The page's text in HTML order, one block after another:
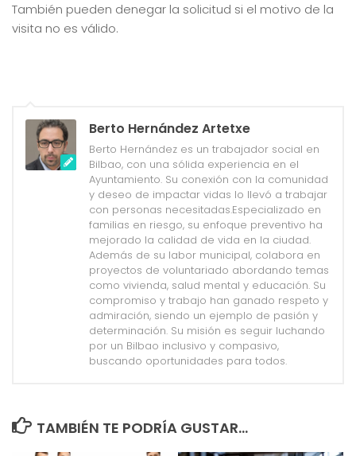
También pueden denegar la solicitud si el motivo de la
visita no es válido.
Berto Hernández Artetxe
Berto Hernández es un trabajador social en
Bilbao, con una sólida experiencia en el
Ayuntamiento. Su conexión con la comunidad
y deseo de impactar vidas lo llevó a trabajar
con personas necesitadas.Especializado en
familias en riesgo, su enfoque preventivo ha
mejorado la calidad de vida en la ciudad.
Además de su labor municipal, colabora en
proyectos de voluntariado abordando temas
como vivienda, salud mental y educación. Su
compromiso y trabajo han ganado respeto y
admiración, siendo un ejemplo de pasión y
determinación. Su misión es seguir luchando
por un Bilbao inclusivo y compasivo,
buscando oportunidades para todos.
TAMBIÉN TE PODRÍA GUSTAR...